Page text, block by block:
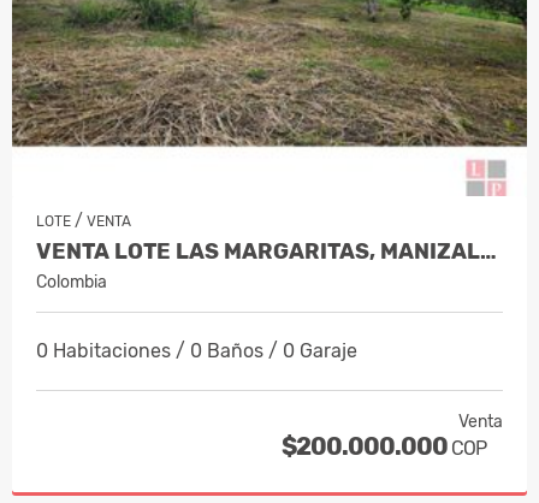
LOTE / VENTA
VENTA LOTE LAS MARGARITAS, MANIZALES…
Colombia
0 Habitaciones / 0 Baños / 0 Garaje
Venta
$200.000.000 COP